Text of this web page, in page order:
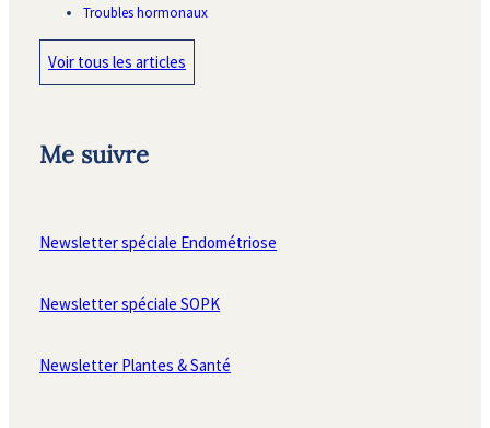
Troubles hormonaux
Voir tous les articles
Me suivre
Newsletter spéciale Endométriose
Newsletter spéciale SOPK
Newsletter Plantes & Santé